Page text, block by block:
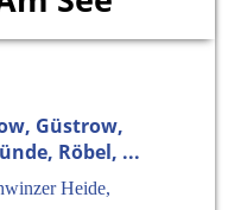
Güstrow,
Röbel, ...
Heide,